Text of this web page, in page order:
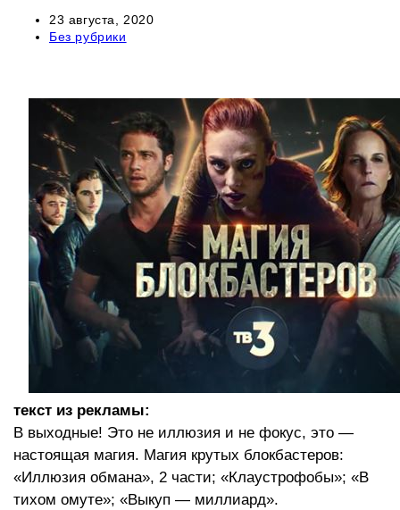
Запись
опубликована:
23 августа, 2020
Рубрика
Без рубрики
текст из рекламы:
В выходные! Это не иллюзия и не фокус, это —
настоящая магия. Магия крутых блокбастеров:
«Иллюзия обмана», 2 части; «Клаустрофобы»; «В
тихом омуте»; «Выкуп — миллиард».